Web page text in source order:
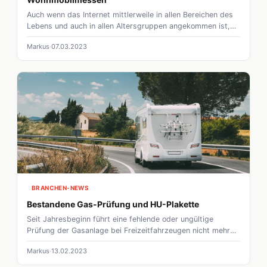
Auch wenn das Internet mittlerweile in allen Bereichen des
Lebens und auch in allen Altersgruppen angekommen ist,
informieren sich gerade, wenn es um den Kauf eines
Reisemobils geht, viele immer noch auf einer der vielen
Messen. Während regional die Händler ein bis zweimal im
Jahr eine sogenannte "Hausmesse" durchführen, gehören
CMT in Stuttgart oder der Caravan Salon in Düsseldorf zu
den größten Events weltweit.
Markus 07.03.2023
BRANCHEN-NEWS
Bestandene Gas-Prüfung und HU-Plakette
Seit Jahresbeginn führt eine fehlende oder ungültige
Prüfung der Gasanlage bei Freizeitfahrzeugen nicht mehr
zur Verweigerung der HU-Plakette. Das vorübergehende
Aussetzen der bisherigen Regelung bis zum 1. Januar 2023
geht aus der neuen Richtlinie zur Hauptuntersuchung vom
Markus 13.02.2023